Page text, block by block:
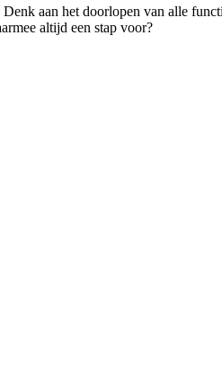
aan het doorlopen van alle
altijd een stap voor?
om ChatGPT gericht in te zetten
in de praktijk betekent